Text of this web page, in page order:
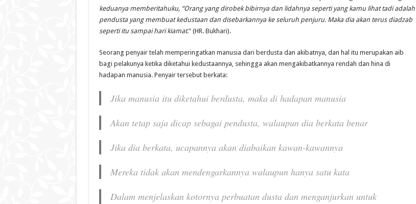
keduanya memberitahuku, “Orang yang dirobek bibirnya dan lidahnya seperti yang kamu lihat tadi adalah
pendusta yang membuat kedustaan dan disebarkannya ke seluruh penjuru. Maka dia akan terus diadzab
seperti itu sampai hari kiamat.” (HR. Bukhari).
Seorang penyair telah memperingatkan manusia dari berdusta dan akibatnya, dan hal itu merupakan aib
bagi pelakunya ketika diketahui kedustaannya, sehingga akan mengakibatkannya rendah dan hina di
hadapan manusia. Penyair tersebut berkata:
Jika manusia itu diketahui berdusta, maka di hadapan manusia
Akan tetap saja dicap sebagai pendusta, walaupun dia berkata benar
Jika dia berkata, ucapannya akan diabaikan kawan-kawannya
Mereka tidak akan mendengarkannya walaupun hanya satu kata
Dalam menjelaskan kotornya perbuatan dusta dan menganjurkan untuk